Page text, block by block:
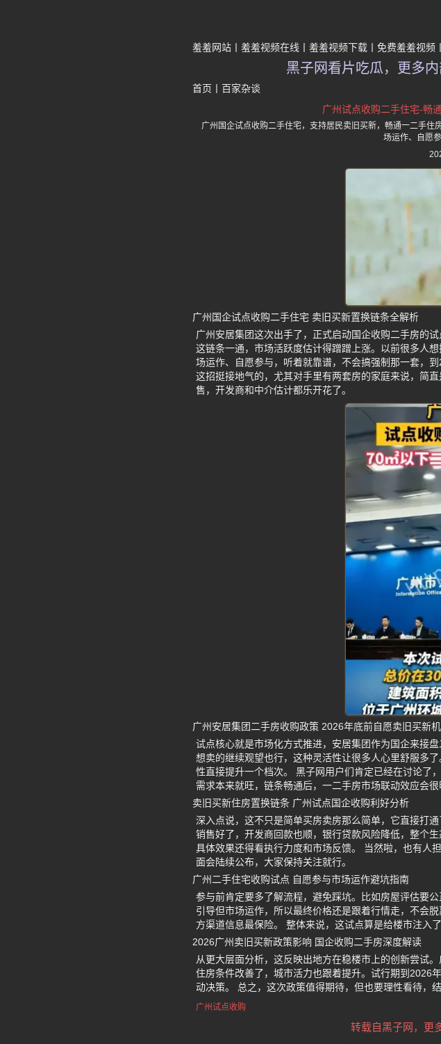
羞羞网站 羞羞视频在线 羞羞视频下载 免费羞羞视频
黑子网看片吃瓜，更多
首页 百家杂谈
广州试点收购二手住宅-畅
广州国企试点收购二手住宅，支持居民卖旧买新，畅通一二手
场运作、自愿
广州国企试点收购二手住宅 卖旧买新置换链条全解析
广州安居集团这次出手了，正式启动国企收购二手房的
这链条一通，市场活跃度估计得蹭蹭上涨。以前很多人
场运作、自愿参与，听着就靠谱，不会搞强制那一套，
这招挺接地气的，尤其对手里有两套房的家庭来说，简
售，开发商和中介估计都乐开花了。
广州安居集团二手房收购政策 2026年底前自愿卖旧买新
试点核心就是市场化方式推进，安居集团作为国企来接
想卖的继续观望也行，这种灵活性让很多人心里舒服多
性直接提升一个档次。 黑子网用户们肯定已经在讨论了
需求本来就旺，链条畅通后，一二手房市场联动效应会很
卖旧买新住房置换链条 广州试点国企收购利好分析
深入点说，这不只是简单买房卖房那么简单，它直接打
销售好了，开发商回款也顺，银行贷款风险降低，整个
具体效果还得看执行力度和市场反馈。 当然啦，也有人
面会陆续公布，大家保持关注就行。
广州二手住宅收购试点 自愿参与市场运作避坑指南
参与前肯定要多了解流程，避免踩坑。比如房屋评估要
引导但市场运作，所以最终价格还是跟着行情走，不会
方渠道信息最保险。 整体来说，这试点算是给楼市注入
2026广州卖旧买新政策影响 国企收购二手房深度解读
从更大层面分析，这反映出地方在稳楼市上的创新尝试
住房条件改善了，城市活力也跟着提升。试行期到2026
动决策。 总之，这次政策值得期待，但也要理性看待，
广州试点收购
转载自黑子网，更